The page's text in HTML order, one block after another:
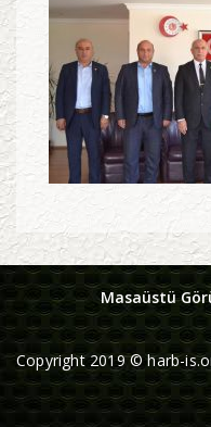
Masaüstü
Copyright 2019 © harb-